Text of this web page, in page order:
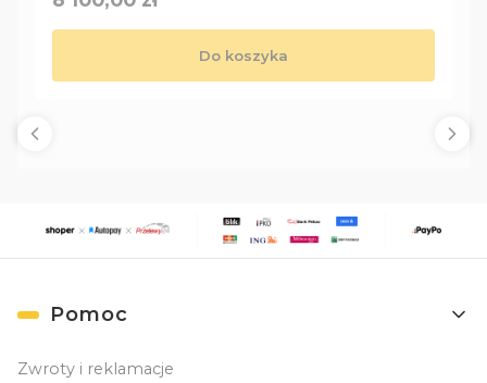
Do koszyka
Linki w stopce
Pomoc
Zwroty i reklamacje